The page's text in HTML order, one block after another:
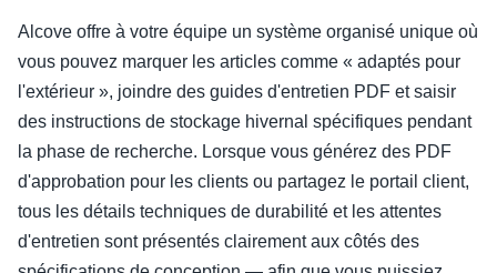
Alcove offre à votre équipe un système organisé unique où
vous pouvez marquer les articles comme « adaptés pour
l'extérieur », joindre des guides d'entretien PDF et saisir
des instructions de stockage hivernal spécifiques pendant
la phase de recherche. Lorsque vous générez des PDF
d'approbation pour les clients ou partagez le portail client,
tous les détails techniques de durabilité et les attentes
d'entretien sont présentés clairement aux côtés des